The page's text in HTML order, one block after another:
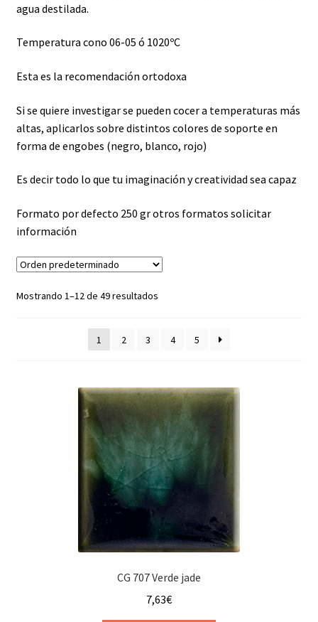
Óxidos colorantes
Pinceles/Espátulas pintor
Vehículos y aglutinantes
agua destilada.
Temperatura cono 06-05 ó 1020ºC
Esta es la recomendación ortodoxa
Si se quiere investigar se pueden cocer a temperaturas más
altas, aplicarlos sobre distintos colores de soporte en
forma de engobes (negro, blanco, rojo)
Es decir todo lo que tu imaginación y creatividad sea capaz
Formato por defecto 250 gr otros formatos solicitar
información
Mostrando 1–12 de 49 resultados
1 2 3 4 5
CG 707 Verde jade
7,63€